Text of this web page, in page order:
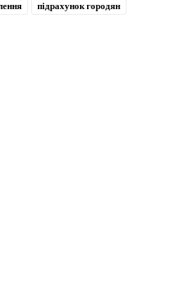
підрахунок городян